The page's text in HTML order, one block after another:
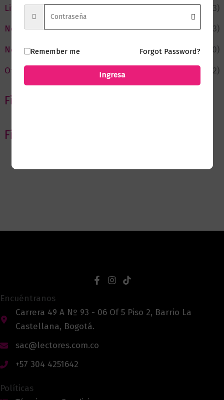
Literatura
(373)
Negocios
(43)
Novedades
(110)
Ofertas
(12)
Filtrar por Autor
Filtrar por editorial
Encuéntranos
Carrera 49 A Nº 93 - 06 Of 5 Piso 2, Barrio La
Castellana, Bogotá.
sac@lectores.com.co
+57 304 4251642
Políticas
Remember me Forgot Password?
Ingresa